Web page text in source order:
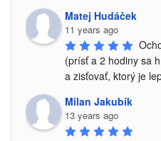
Matej Hudáček
11 years ago
(prísť a 2 hodiny sa
a zisťovať, ktorý je
Milan Jakubík
13 years ago